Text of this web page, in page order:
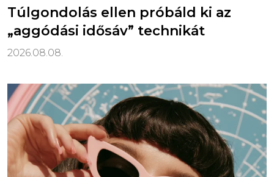
Túlgondolás ellen próbáld ki az
„aggódási idősáv” technikát
2026.08.08.